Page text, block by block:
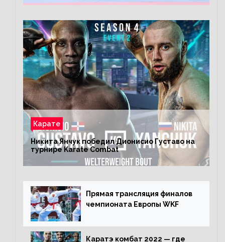
Карате
Никита Янчук победил Дионисио Густаво на
турнире Karate Combat
Прямая трансляция финалов
чемпионата Европы WKF
Каратэ комбат 2022 — где